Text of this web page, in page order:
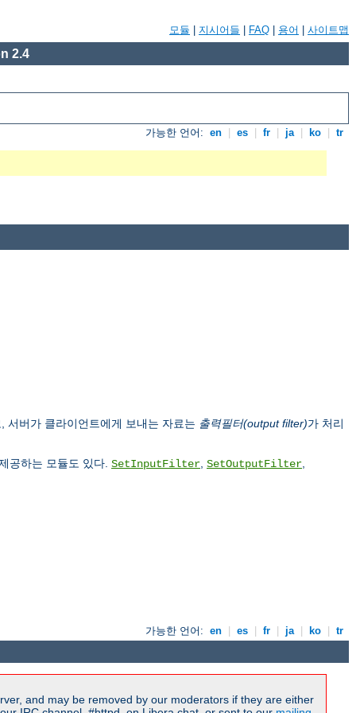
모듈 지시어들 FAQ 용어 사이트맵
2.4
가능한 언어: en es fr ja ko tr
서버가 클라이언트에게 보내는 자료는 출력필터(output filter)가 처리
공하는 모듈도 있다. SetInputFilter SetOutputFilter
가능한 언어: en | es | fr | ja | ko | tr
and may be removed by our moderators if they are either